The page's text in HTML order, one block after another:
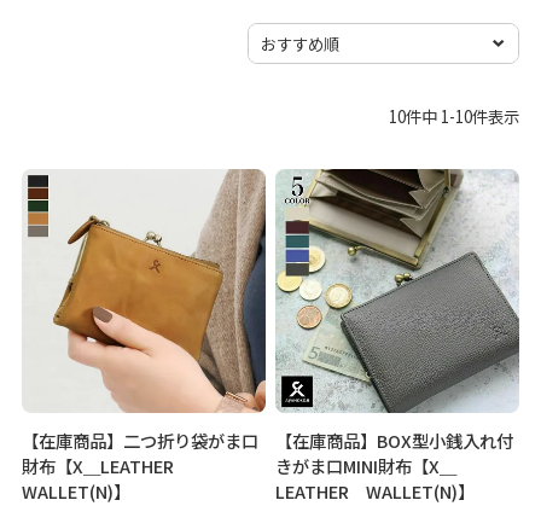
10件中 1-10件表示
【在庫商品】二つ折り袋がま口
財布【X＿LEATHER
WALLET(N)】
【在庫商品】BOX型小銭入れ付
きがま口MINI財布【X＿
LEATHER WALLET(N)】